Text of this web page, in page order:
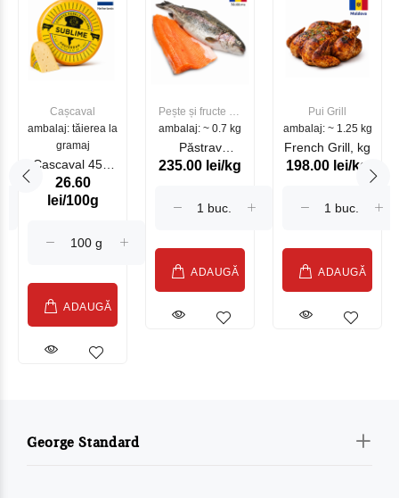
Cașcaval
ambalaj: tăierea la
gramaj
Cascaval 45%
Maasdam
Sublime Cow
26.60
lei/100g
ADAUGĂ
Pește și fructe de
mare
ambalaj: ~ 0.7 kg
Păstrav
Somonat
235.00 lei/kg
ADAUGĂ
Pui Grill
ambalaj: ~ 1.25 kg
French Grill, kg
198.00 lei/kg
ADAUGĂ
George Standard